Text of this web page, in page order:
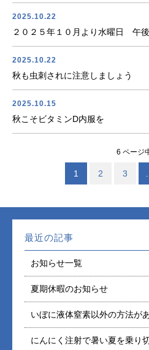
2025.10.22
２０２５年１０月より水曜日 午
2025.10.22
秋も虫刺されに注意しましょう
2025.10.15
秋こそビタミンD内服を
6 ページ
1 2 3
最近の記事
お知らせ一覧
夏期休暇のお知らせ
いぼに液体窒素以外の方法が
にんにく注射で暑い夏を乗り